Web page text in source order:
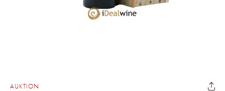
AUKTION